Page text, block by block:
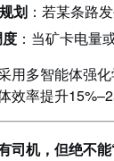
划 ：若某条路
：当矿卡电量
用多智能体强
效率提升
司机，但绝不